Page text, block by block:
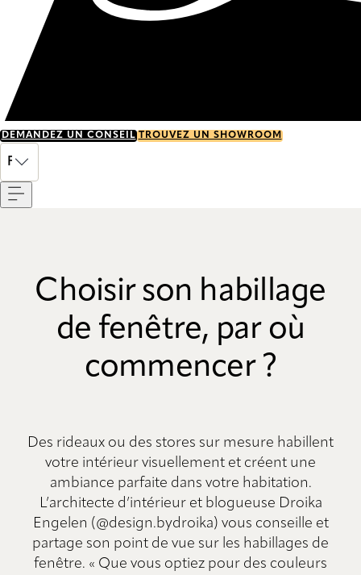
DEMANDEZ UN CONSEIL TROUVEZ UN SHOWROOM
FR
Choisir son habillage
de fenêtre, par où
commencer ?
Des rideaux ou des stores sur mesure habillent
votre intérieur visuellement et créent une
ambiance parfaite dans votre habitation.
L’architecte d’intérieur et blogueuse Droika
Engelen (@design.bydroika) vous conseille et
partage son point de vue sur les habillages de
fenêtre. « Que vous optiez pour des couleurs